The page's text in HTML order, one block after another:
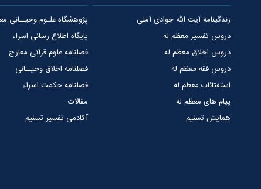
زندگینامه آیت الله جوادی آملی
دروس تفسیر معظم له
دروس اخلاق معظم له
دروس فقه معظم له
استفتائات معظم له
پیام های معظم له
همایش تسنیم
پژوهشگاه علـوم وحیــانی
پایگاه اطلاع رسانی اسراء
فصلنامه علوم قرآنی معارج
فصلنامه اخلاق وحیــانی
فصلنامه حکمت اسراء
مقالات
آکادمی تفسیر تسنیم